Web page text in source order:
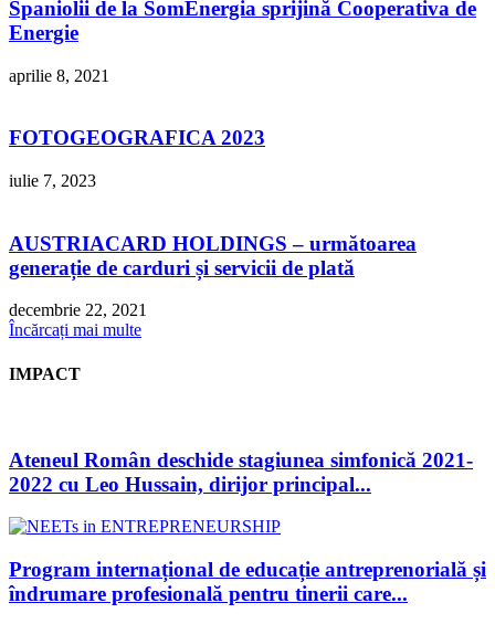
Spaniolii de la SomEnergia sprijină Cooperativa de
Energie
aprilie 8, 2021
FOTOGEOGRAFICA 2023
iulie 7, 2023
AUSTRIACARD HOLDINGS – următoarea
generație de carduri și servicii de plată
decembrie 22, 2021
Încărcați mai multe
IMPACT
Ateneul Român deschide stagiunea simfonică 2021-
2022 cu Leo Hussain, dirijor principal...
Program internațional de educație antreprenorială și
îndrumare profesională pentru tinerii care...